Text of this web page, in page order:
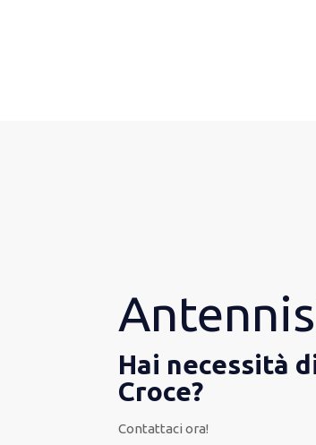
Hai necessità
Croce?
Contattaci ora!